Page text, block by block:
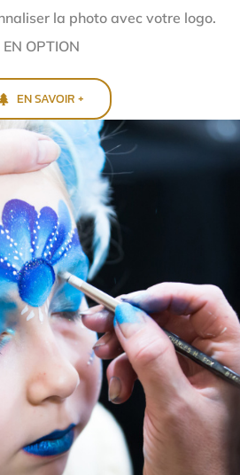
la photo avec votre logo.
EN OPTION
EN SAVOIR +